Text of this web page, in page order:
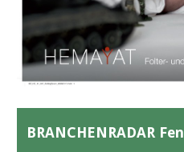
BRANCHENRADAR